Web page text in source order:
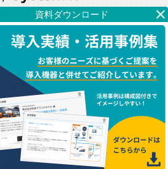
社システム・ケイ
本社
区北7条西4丁目1番地2 KDX札幌ビル7
東京支社
都新宿区新宿4丁目1番6号
ミライナタワー18F
K Corp. All Rights Reserved.